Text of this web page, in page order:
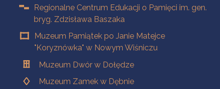
Regionalne Centrum Edukacji o Pamięci im. gen.
bryg. Zdzisława Baszaka
Muzeum Pamiątek po Janie Matejce
"Koryznówka" w Nowym Wiśniczu
Muzeum Dwór w Dołędze
Muzeum Zamek w Dębnie